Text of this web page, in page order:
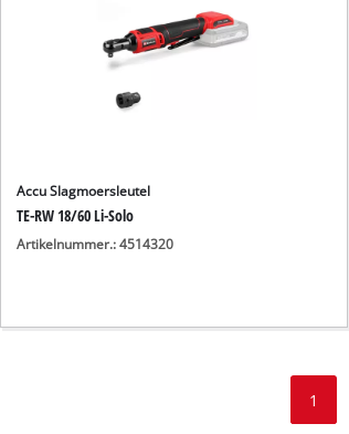
Accu Slagmoersleutel
TE-RW 18/60 Li-Solo
Artikelnummer.: 4514320
1